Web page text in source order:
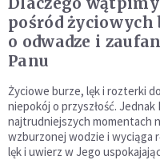
pośród życiowych
o odwadze i
Panu
Życiowe burze, lęk i rozterki
niepokój o przyszłość.
najtrudniejszych momentach
wzburzonej wodzie i wyciąga
lęk i uwierz w Jego